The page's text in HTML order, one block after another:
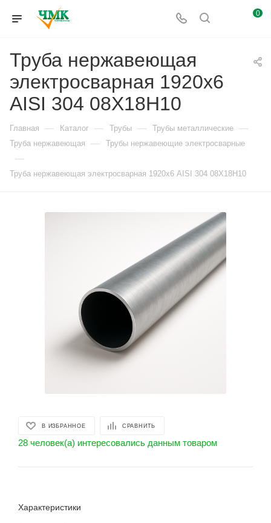
0
Труба нержавеющая
электросварная 1920х6
AISI 304 08Х18Н10
Главная — Каталог — Трубы — Трубы металлические —
Труба нержавеющая — Трубы нержавеющие электросварные
—
Труба нержавеющая электросварная 1920х6 AISI 304 08Х18Н10
В ИЗБРАННОЕ СРАВНИТЬ
28 человек(а) интересовались данным товаром
Характеристики